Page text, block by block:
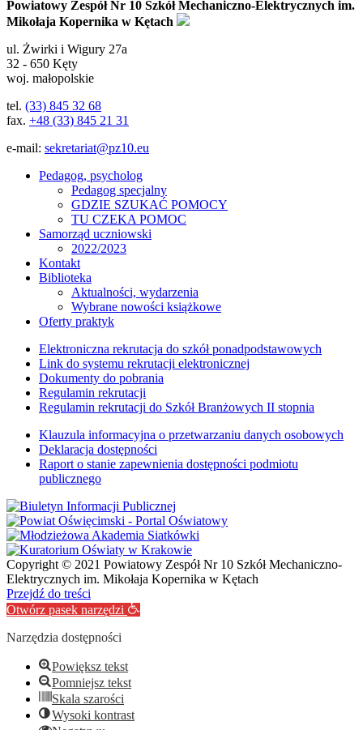
Powiatowy Zespół Nr 10 Szkół Mechaniczno-Elektrycznych im.
Mikołaja Kopernika w Kętach
ul. Żwirki i Wigury 27a
32 - 650 Kęty
woj. małopolskie
tel. (33) 845 32 68
fax. +48 (33) 845 21 31
e-mail: sekretariat@pz10.eu
Pedagog, psycholog
Pedagog specjalny
GDZIE SZUKAĆ POMOCY
TU CZEKA POMOC
Samorząd uczniowski
2022/2023
Kontakt
Biblioteka
Aktualności, wydarzenia
Wybrane nowości książkowe
Oferty praktyk
Elektroniczna rekrutacja do szkół ponadpodstawowych
Link do systemu rekrutacji elektronicznej
Dokumenty do pobrania
Regulamin rekrutacji
Regulamin rekrutacji do Szkół Branżowych II stopnia
Klauzula informacyjna o przetwarzaniu danych osobowych
Deklaracja dostępności
Raport o stanie zapewnienia dostępności podmiotu
publicznego
Copyright © 2021 Powiatowy Zespół Nr 10 Szkół Mechaniczno-
Elektrycznych im. Mikołaja Kopernika w Kętach
Przejdź do treści
Otwórz pasek narzędzi
Narzędzia dostępności
Powiększ tekst
Pomniejsz tekst
Skala szarości
Wysoki kontrast